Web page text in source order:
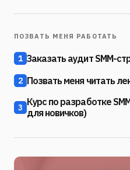
ПОЗВАТЬ МЕНЯ РАБОТАТЬ
1 Заказать аудит SMM-
2 Позвать меня читать
3 Курс по разработке
для новичков)